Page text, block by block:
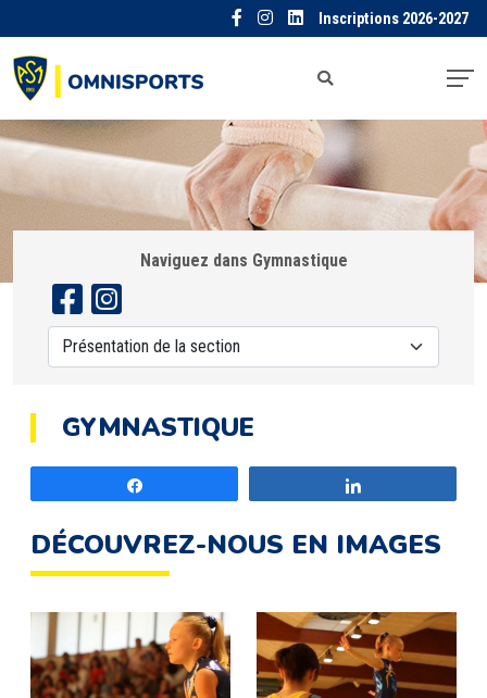
Inscriptions 2026-2027
Naviguez dans Gymnastique
GYMNASTIQUE
DÉCOUVREZ-NOUS EN IMAGES